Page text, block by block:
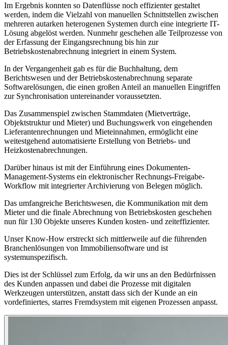
Im Ergebnis konnten so Datenflüsse noch effizienter gestaltet
werden, indem die Vielzahl von manuellen Schnittstellen zwischen
mehreren autarken heterogenen Systemen durch eine integrierte IT-
Lösung abgelöst werden. Nunmehr geschehen alle Teilprozesse von
der Erfassung der Eingangsrechnung bis hin zur
Betriebskostenabrechnung integriert in einem System.
In der Vergangenheit gab es für die Buchhaltung, dem
Berichtswesen und der Betriebskostenabrechnung separate
Softwarelösungen, die einen großen Anteil an manuellen Eingriffen
zur Synchronisation untereinander voraussetzten.
Das Zusammenspiel zwischen Stammdaten (Mietverträge,
Objektstruktur und Mieter) und Buchungswerk von eingehenden
Lieferantenrechnungen und Mieteinnahmen, ermöglicht eine
weitestgehend automatisierte Erstellung von Betriebs- und
Heizkostenabrechnungen.
Darüber hinaus ist mit der Einführung eines Dokumenten-
Management-Systems ein elektronischer Rechnungs-Freigabe-
Workflow mit integrierter Archivierung von Belegen möglich.
Das umfangreiche Berichtswesen, die Kommunikation mit dem
Mieter und die finale Abrechnung von Betriebskosten geschehen
nun für 130 Objekte unseres Kunden kosten- und zeiteffizienter.
Unser Know-How erstreckt sich mittlerweile auf die führenden
Branchenlösungen von Immobiliensoftware und ist
systemunspezifisch.
Dies ist der Schlüssel zum Erfolg, da wir uns an den Bedürfnissen
des Kunden anpassen und dabei die Prozesse mit digitalen
Werkzeugen unterstützen, anstatt dass sich der Kunde an ein
vordefiniertes, starres Fremdsystem mit eigenen Prozessen anpasst.